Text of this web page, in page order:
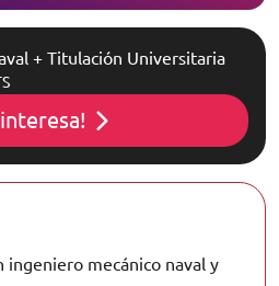
+ Titulación Universitaria
ingeniero mecánico naval y